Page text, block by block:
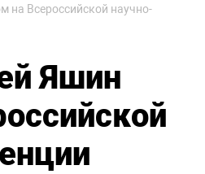
на Всероссийской научно-
Яшин